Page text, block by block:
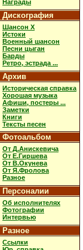
Награды
Дискография
Шансон X
Истоки
Военный шансон
Песни цыган
Барды
Ретро, эстрада ...
Архив
Историческая справка
Хорошая музыка
Афиши, постеры ...
Заметки
Книги
Тексты песен
Фотоальбом
От Д.Анискевича
От Е.Гиршева
От В.Окунева
От Я.Фролова
Разное
Персоналии
Об исполнителях
Фотографии
Интервью
Разное
Ссылки